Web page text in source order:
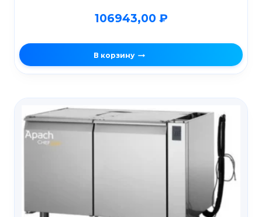
106943,00 ₽
В корзину